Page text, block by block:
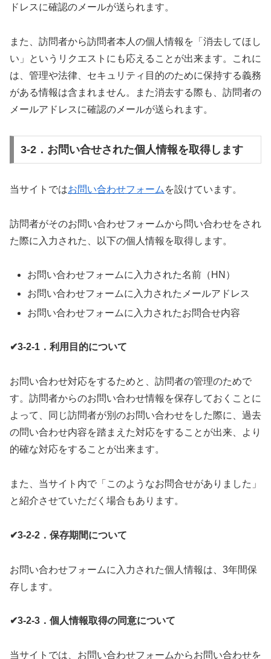
ドレスに確認のメールが送られます。
また、訪問者から訪問者本人の個人情報を「消去してほし
い」というリクエストにも応えることが出来ます。これに
は、管理や法律、セキュリティ目的のために保持する義務
がある情報は含まれません。また消去する際も、訪問者の
メールアドレスに確認のメールが送られます。
3-2．お問い合せされた個人情報を取得します
当サイトではお問い合わせフォーム を設けています。
訪問者がそのお問い合わせフォームから問い合わせをされ
た際に入力された、以下の個人情報を取得します。
お問い合わせフォームに入力された名前（HN）
お問い合わせフォームに入力されたメールアドレス
お問い合わせフォームに入力されたお問合せ内容
✔3-2-1．利用目的について
お問い合わせ対応をするためと、訪問者の管理のためで
す。訪問者からのお問い合わせ情報を保存しておくことに
よって、同じ訪問者が別のお問い合わせをした際に、過去
の問い合わせ内容を踏まえた対応をすることが出来、より
的確な対応をすることが出来ます。
また、当サイト内で「このようなお問合せがありました」
と紹介させていただく場合もあります。
✔3-2-2．保存期間について
お問い合わせフォームに入力された個人情報は、3年間保
存します。
✔3-2-3．個人情報取得の同意について
当サイトでは、お問い合わせフォームからお問い合わせを